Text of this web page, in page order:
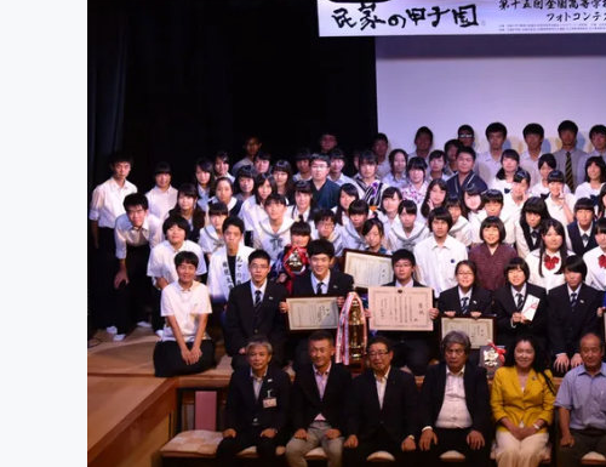
アート・写真 音楽
テクノロジー・ガジェット
映像・映画 書籍
ビジネス・起業 チャ
まちづくり・地域活性化